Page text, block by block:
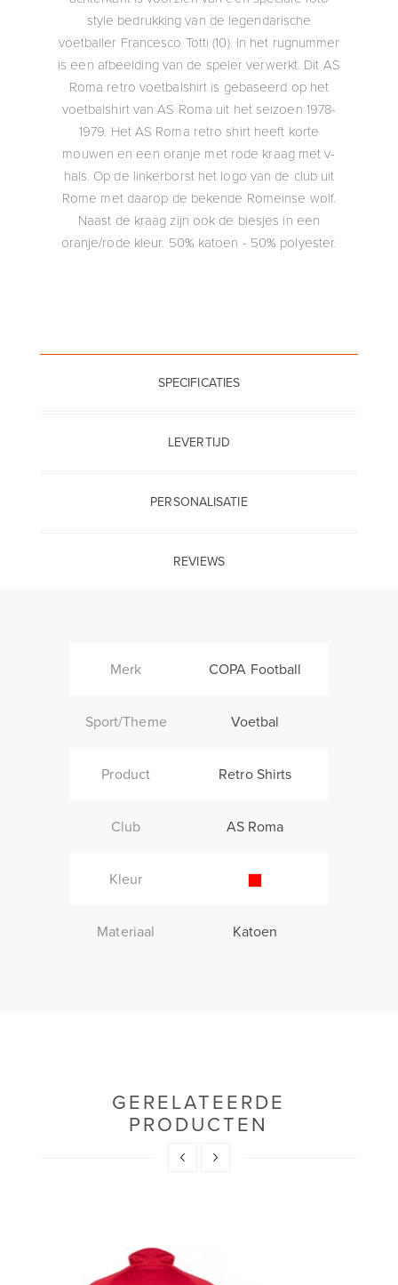
style bedrukking van de legendarische
voetballer Francesco Totti (10). In het rugnummer
is een afbeelding van de speler verwerkt. Dit AS
Roma retro voetbalshirt is gebaseerd op het
voetbalshirt van AS Roma uit het seizoen 1978-
1979. Het AS Roma retro shirt heeft korte
mouwen en een oranje met rode kraag met v-
hals. Op de linkerborst het logo van de club uit
Rome met daarop de bekende Romeinse wolf.
Naast de kraag zijn ook de biesjes in een
oranje/rode kleur. 50% katoen - 50% polyester.
SPECIFICATIES
LEVERTIJD
PERSONALISATIE
REVIEWS
Merk COPA Football
Sport/Theme Voetbal
Product Retro Shirts
Club AS Roma
Kleur
Materiaal Katoen
GERELATEERDE
PRODUCTEN